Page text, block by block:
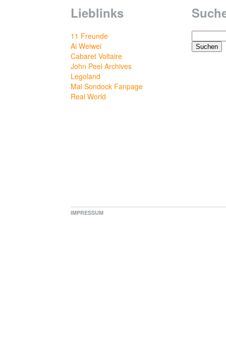
Lieblinks
11 Freunde
Ai Weiwei
Cabaret Voltaire
John Peel Archives
Legoland
Mal Sondock Fanpage
Real World
Suchen
nach:
IMPRESSUM